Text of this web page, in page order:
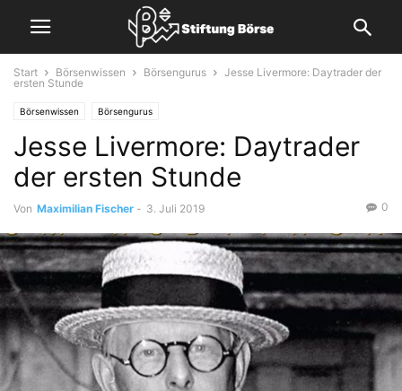
Start Börsenwissen Börsengurus
Jesse Livermore: Daytrader der
ersten Stunde
Börsenwissen Börsengurus
Jesse Livermore: Daytrader
der ersten Stunde
Von Maximilian Fischer - 3. Juli 2019 0